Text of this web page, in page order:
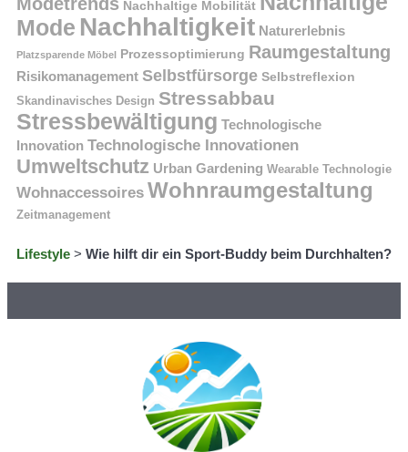
Nachhaltige Mobilität
Mode Nachhaltigkeit Naturerlebnis
Platzsparende Möbel Prozessoptimierung Raumgestaltung
Risikomanagement Selbstfürsorge Selbstreflexion
Skandinavisches Design Stressabbau
Stressbewältigung Technologische
Innovation Technologische Innovationen
Umweltschutz Urban Gardening Wearable Technologie
Wohnaccessoires Wohnraumgestaltung
Zeitmanagement
Lifestyle > Wie hilft dir ein Sport-Buddy beim Durchhalten?